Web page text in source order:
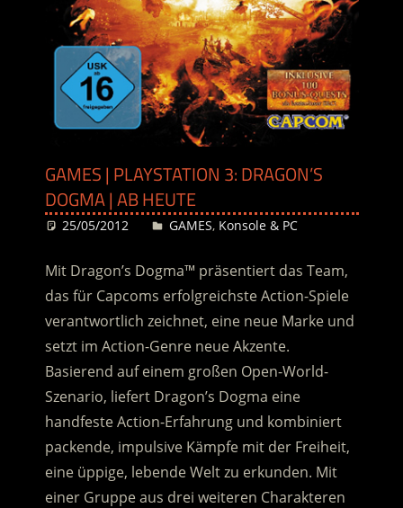
GAMES | PLAYSTATION 3: DRAGON’S
DOGMA | AB HEUTE
25/05/2012 Desiree
GAMES, Konsole & PC
Mit Dragon’s Dogma™ präsentiert das Team,
das für Capcoms erfolgreichste Action-Spiele
verantwortlich zeichnet, eine neue Marke und
setzt im Action-Genre neue Akzente.
Basierend auf einem großen Open-World-
Szenario, liefert Dragon’s Dogma eine
handfeste Action-Erfahrung und kombiniert
packende, impulsive Kämpfe mit der Freiheit,
eine üppige, lebende Welt zu erkunden. Mit
einer Gruppe aus drei weiteren Charakteren